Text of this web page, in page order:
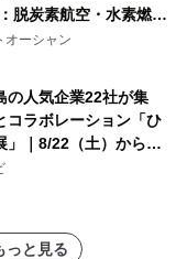
脱炭素航空・水素燃料
速する次世代航空市
オーシャン
の人気企業22社が集
コラボレーション「ひ
」｜8/22（土）から開
っと見る